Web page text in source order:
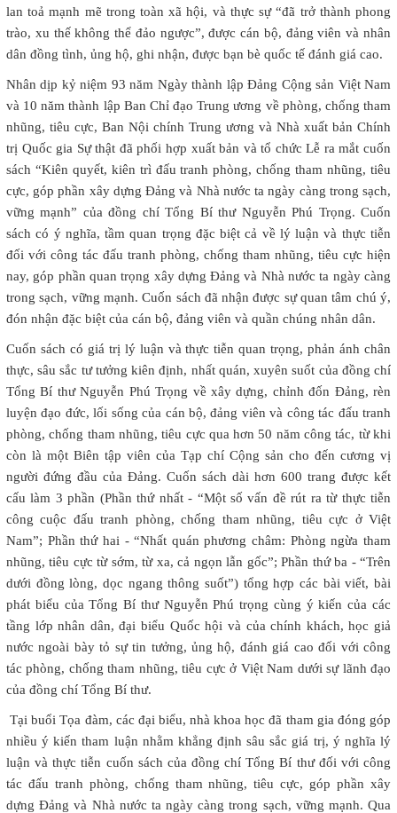
lan toả mạnh mẽ trong toàn xã hội, và thực sự “đã trở thành phong
trào, xu thế không thể đảo ngược”, được cán bộ, đảng viên và nhân
dân đồng tình, ủng hộ, ghi nhận, được bạn bè quốc tế đánh giá cao.
Nhân dịp kỷ niệm 93 năm Ngày thành lập Đảng Cộng sản Việt Nam
và 10 năm thành lập Ban Chỉ đạo Trung ương về phòng, chống tham
nhũng, tiêu cực, Ban Nội chính Trung ương và Nhà xuất bản Chính
trị Quốc gia Sự thật đã phối hợp xuất bản và tổ chức Lễ ra mắt cuốn
sách “Kiên quyết, kiên trì đấu tranh phòng, chống tham nhũng, tiêu
cực, góp phần xây dựng Đảng và Nhà nước ta ngày càng trong sạch,
vững mạnh” của đồng chí Tổng Bí thư Nguyễn Phú Trọng. Cuốn
sách có ý nghĩa, tầm quan trọng đặc biệt cả về lý luận và thực tiễn
đối với công tác đấu tranh phòng, chống tham nhũng, tiêu cực hiện
nay, góp phần quan trọng xây dựng Đảng và Nhà nước ta ngày càng
trong sạch, vững mạnh. Cuốn sách đã nhận được sự quan tâm chú ý,
đón nhận đặc biệt của cán bộ, đảng viên và quần chúng nhân dân.
Cuốn sách có giá trị lý luận và thực tiễn quan trọng, phản ánh chân
thực, sâu sắc tư tưởng kiên định, nhất quán, xuyên suốt của đồng chí
Tổng Bí thư Nguyễn Phú Trọng về xây dựng, chỉnh đốn Đảng, rèn
luyện đạo đức, lối sống của cán bộ, đảng viên và công tác đấu tranh
phòng, chống tham nhũng, tiêu cực qua hơn 50 năm công tác, từ khi
còn là một Biên tập viên của Tạp chí Cộng sản cho đến cương vị
người đứng đầu của Đảng. Cuốn sách dài hơn 600 trang được kết
cấu làm 3 phần (Phần thứ nhất - “Một số vấn đề rút ra từ thực tiễn
công cuộc đấu tranh phòng, chống tham nhũng, tiêu cực ở Việt
Nam”; Phần thứ hai - “Nhất quán phương châm: Phòng ngừa tham
nhũng, tiêu cực từ sớm, từ xa, cả ngọn lẫn gốc”; Phần thứ ba - “Trên
dưới đồng lòng, dọc ngang thông suốt”) tổng hợp các bài viết, bài
phát biểu của Tổng Bí thư Nguyễn Phú trọng cùng ý kiến của các
tầng lớp nhân dân, đại biểu Quốc hội và của chính khách, học giả
nước ngoài bày tỏ sự tin tưởng, ủng hộ, đánh giá cao đối với công
tác phòng, chống tham nhũng, tiêu cực ở Việt Nam dưới sự lãnh đạo
của đồng chí Tổng Bí thư.
Tại buổi Tọa đàm, các đại biểu, nhà khoa học đã tham gia đóng góp
nhiều ý kiến tham luận nhằm khẳng định sâu sắc giá trị, ý nghĩa lý
luận và thực tiễn cuốn sách của đồng chí Tổng Bí thư đối với công
tác đấu tranh phòng, chống tham nhũng, tiêu cực, góp phần xây
dựng Đảng và Nhà nước ta ngày càng trong sạch, vững mạnh. Qua